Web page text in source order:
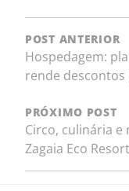
POST ANTERIOR
Hospedagem:
rende descontos
PRÓXIMO POST
Circo, culinária
Zagaia Eco